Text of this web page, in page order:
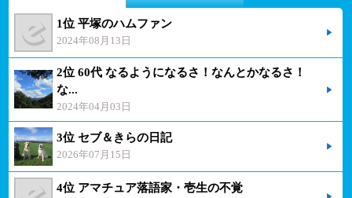
1位 平塚のハムファン
2024年08月13日
2位 60代 なるようになるさ！なんとかなるさ！
な...
2024年04月03日
3位 セブ＆きらの日記
2026年07月15日
4位 アマチュア落語家・壱生の不覚